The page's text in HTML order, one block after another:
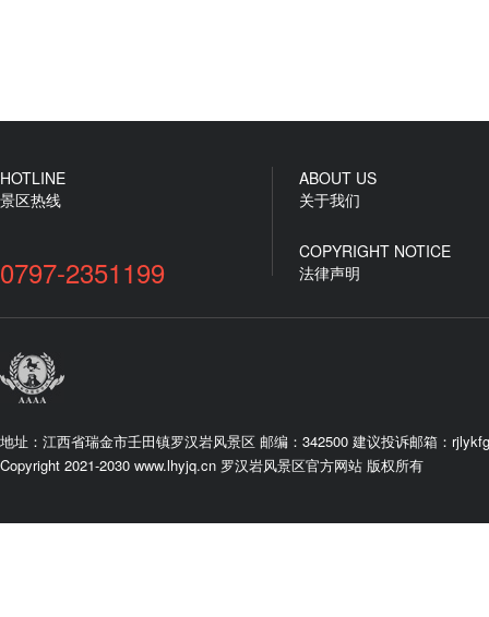
HOTLINE
景区热线
0797-2351199
ABOUT US
关于我们
COPYRIGHT NOTICE
法律声明
地址：江西省瑞金市壬田镇罗汉岩风景区 邮编：342500 建议投诉邮箱：
Copyright 2021-2030 www.lhyjq.cn 罗汉岩风景区官方网站 版权所有